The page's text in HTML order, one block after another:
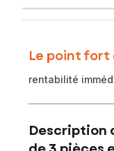
Le point
rentabilité
Description